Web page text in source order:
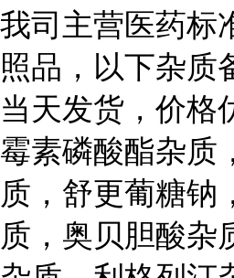
我司主营医药标
照品，以下杂质
当天发货，价格
霉素磷酸酯杂质
质，舒更葡糖钠
质，奥贝胆酸杂